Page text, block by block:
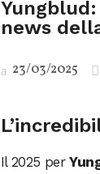
news
23/03/2025
Il 2025 per